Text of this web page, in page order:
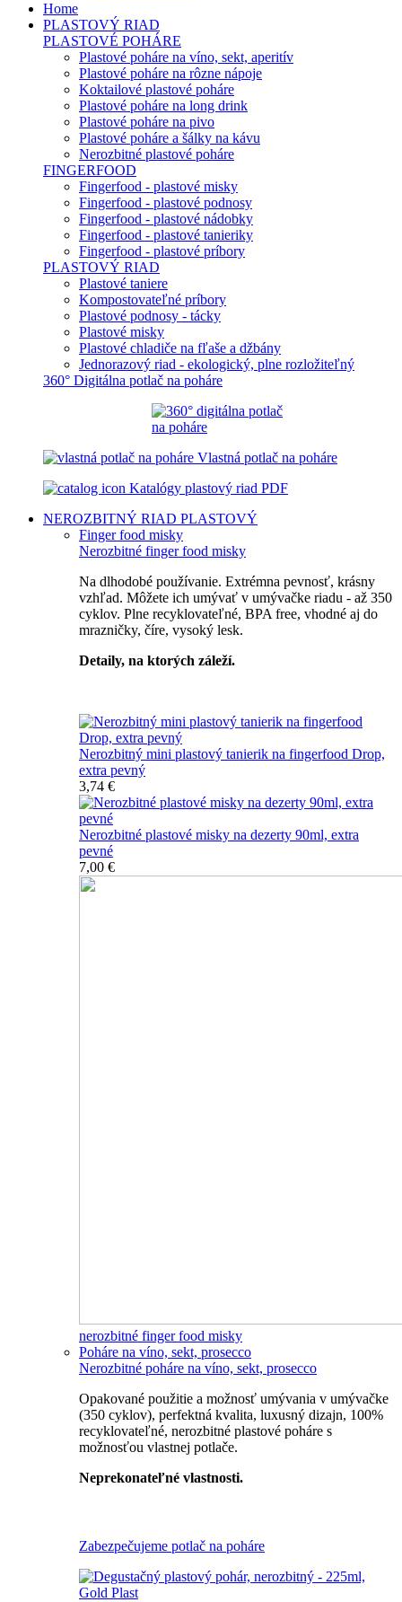
Home
PLASTOVÝ RIAD
PLASTOVÉ POHÁRE
Plastové poháre na víno, sekt, aperitív
Plastové poháre na rôzne nápoje
Koktailové plastové poháre
Plastové poháre na long drink
Plastové poháre na pivo
Plastové poháre a šálky na kávu
Nerozbitné plastové poháre
FINGERFOOD
Fingerfood - plastové misky
Fingerfood - plastové podnosy
Fingerfood - plastové nádobky
Fingerfood - plastové tanieriky
Fingerfood - plastové príbory
PLASTOVÝ RIAD
Plastové taniere
Kompostovateľné príbory
Plastové podnosy - tácky
Plastové misky
Plastové chladiče na fľaše a džbány
Jednorazový riad - ekologický, plne rozložiteľný
360° Digitálna potlač na poháre
Vlastná potlač na poháre
Katalógy plastový riad PDF
NEROZBITNÝ RIAD PLASTOVÝ
Finger food misky
Nerozbitné finger food misky
Na dlhodobé používanie. Extrémna pevnosť, krásny
vzhľad. Môžete ich umývať v umývačke riadu - až 350
cyklov. Plne recyklovateľné, BPA free, vhodné aj do
mrazničky, číre, vysoký lesk.
Detaily, na ktorých záleží.
Nerozbitný mini plastový tanierik na fingerfood Drop,
extra pevný
3,74 €
Nerozbitné plastové misky na dezerty 90ml, extra
pevné
7,00 €
nerozbitné finger food misky
Poháre na víno, sekt, prosecco
Nerozbitné poháre na víno, sekt, prosecco
Opakované použitie a možnosť umývania v umývačke
(350 cyklov), perfektná kvalita, luxusný dizajn, 100%
recyklovateľné, nerozbitné plastové poháre s
možnosťou vlastnej potlače.
Neprekonateľné vlastnosti.
Zabezpečujeme potlač na poháre